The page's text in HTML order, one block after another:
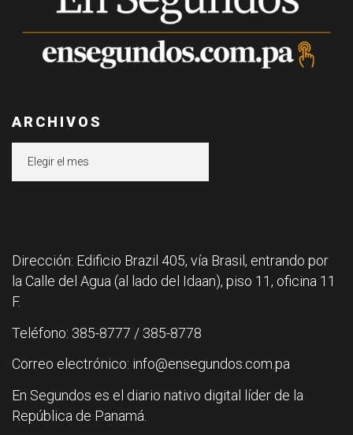
ARCHIVOS
Dirección: Edificio Brazil 405, vía Brasil, entrando por
la Calle del Agua (al lado del Idaan), piso 11, oficina 11
F.
Teléfono: 385-8777 / 385-8778
Correo electrónico: info@ensegundos.com.pa
En Segundos es el diario nativo digital líder de la
República de Panamá.